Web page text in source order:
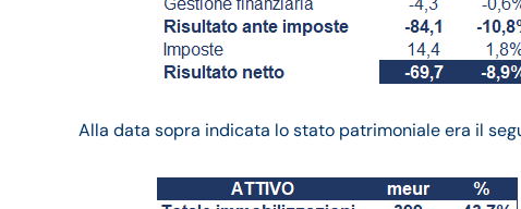
Alla data sopra indicata lo stato patrimoniale era il